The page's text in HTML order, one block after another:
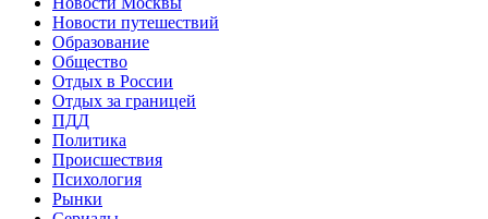
Новости путешествий
Образование
Общество
Отдых в России
Отдых за границей
ПДД
Политика
Происшествия
Психология
Рынки